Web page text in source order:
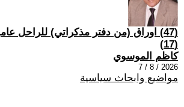
(47) اوراق (من دفتر مذكراتي) للراحل
(17)
كاظم الموسوي
2026 / 8 / 7
مواضيع وابحاث سياسية